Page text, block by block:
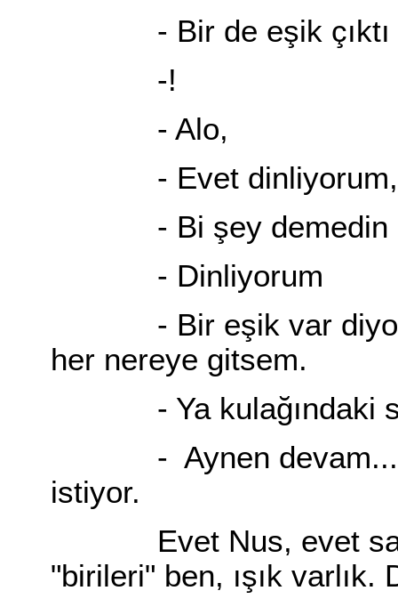
- Bir de eşik çıktı
-!
- Alo,
- Evet dinliyorum,
- Bi şey demedin
- Dinliyorum
- Bir eşik var
her nereye gitsem.
- Ya kulağındaki
- Aynen devam...
istiyor.
Evet Nus, evet sana
"birileri" ben, ışık varlık.